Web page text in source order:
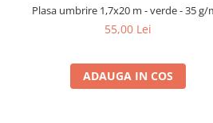
Plasa umbrire 1,7x20 m - verde - 35 g/
55,00 Lei
ADAUGA IN COS